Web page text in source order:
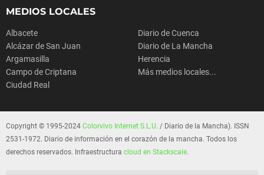
MEDIOS LOCALES
Albacete
Alcázar de San Juan
Argamasilla
Campo de Criptana
Ciudad Real
Diario de Cuenca
Diario de La Mancha
Herencia
Más medios locales...
Copyright © 1995-2024 Colorvivo Internet S.L.U. / Diario de la Mancha). ISSN
2531-1972. Diario de información en el corazón de la mancha. Todos los
derechos reservados. Infraestructura cloud en Stackscale.